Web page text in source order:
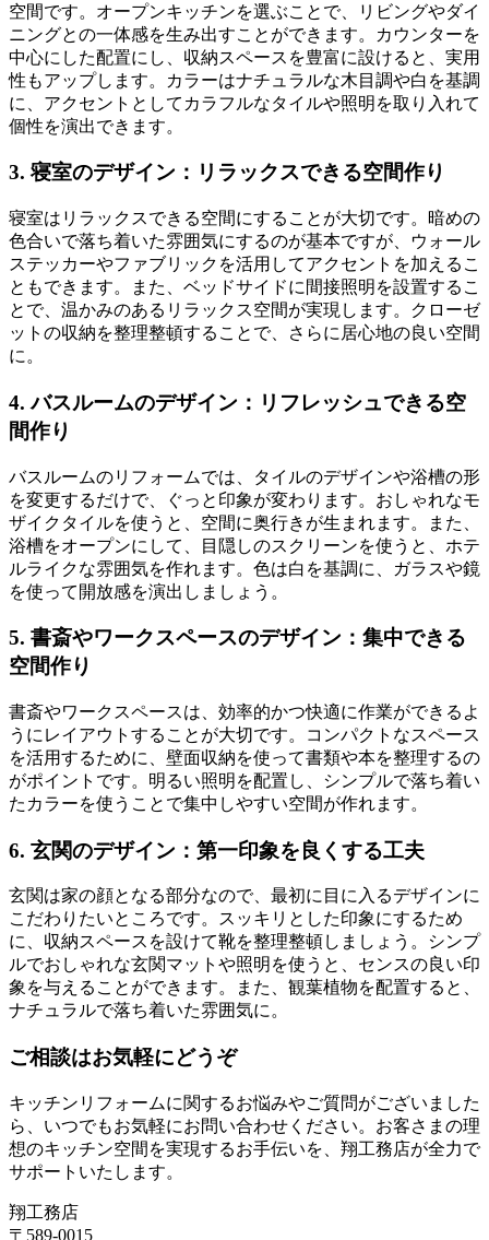
空間です。オープンキッチンを選ぶことで、リビングやダイ
ニングとの一体感を生み出すことができます。カウンターを
中心にした配置にし、収納スペースを豊富に設けると、実用
性もアップします。カラーはナチュラルな木目調や白を基調
に、アクセントとしてカラフルなタイルや照明を取り入れて
個性を演出できます。
3. 寝室のデザイン：リラックスできる空間作り
寝室はリラックスできる空間にすることが大切です。暗めの
色合いで落ち着いた雰囲気にするのが基本ですが、ウォール
ステッカーやファブリックを活用してアクセントを加えるこ
ともできます。また、ベッドサイドに間接照明を設置するこ
とで、温かみのあるリラックス空間が実現します。クローゼ
ットの収納を整理整頓することで、さらに居心地の良い空間
に。
4.バスルームのデザイン：リフレッシュできる空
間作り
バスルームのリフォームでは、タイルのデザインや浴槽の形
を変更するだけで、ぐっと印象が変わります。おしゃれなモ
ザイクタイルを使うと、空間に奥行きが生まれます。また、
浴槽をオープンにして、目隠しのスクリーンを使うと、ホテ
ルライクな雰囲気を作れます。色は白を基調に、ガラスや鏡
を使って開放感を演出しましょう。
5. 書斎やワークスペースのデザイン：集中できる
空間作り
書斎やワークスペースは、効率的かつ快適に作業ができるよ
うにレイアウトすることが大切です。コンパクトなスペース
を活用するために、壁面収納を使って書類や本を整理するの
がポイントです。明るい照明を配置し、シンプルで落ち着い
たカラーを使うことで集中しやすい空間が作れます。
6. 玄関のデザイン：第一印象を良くする工夫
玄関は家の顔となる部分なので、最初に目に入るデザインに
こだわりたいところです。スッキリとした印象にするため
に、収納スペースを設けて靴を整理整頓しましょう。シンプ
ルでおしゃれな玄関マットや照明を使うと、センスの良い印
象を与えることができます。また、観葉植物を配置すると、
ナチュラルで落ち着いた雰囲気に。
ご相談はお気軽にどうぞ
キッチンリフォームに関するお悩みやご質問がございました
ら、いつでもお気軽にお問い合わせください。お客さまの理
想のキッチン空間を実現するお手伝いを、翔工務店が全力で
サポートいたします。
翔工務店
〒589-0015